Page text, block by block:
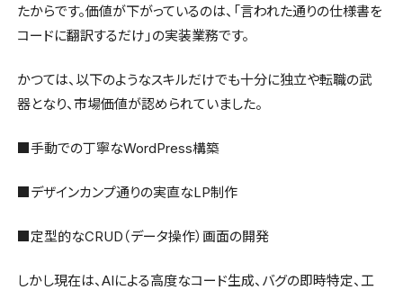
たからです。価値が下がっているのは、「言われた通りの仕様書を
コードに翻訳するだけ」の実装業務です。
かつては、以下のようなスキルだけでも十分に独立や転職の武
器となり、市場価値が認められていました。
■手動での丁寧なWordPress構築
■デザインカンプ通りの実直なLP制作
■定型的なCRUD（データ操作）画面の開発
しかし現在は、AIによる高度なコード生成、バグの即時特定、工